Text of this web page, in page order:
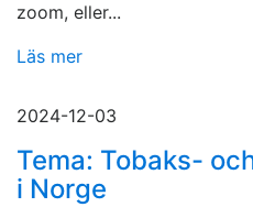
zoom, eller...
Läs mer
2024-12-03
Tema: Tobaks-
i Norge